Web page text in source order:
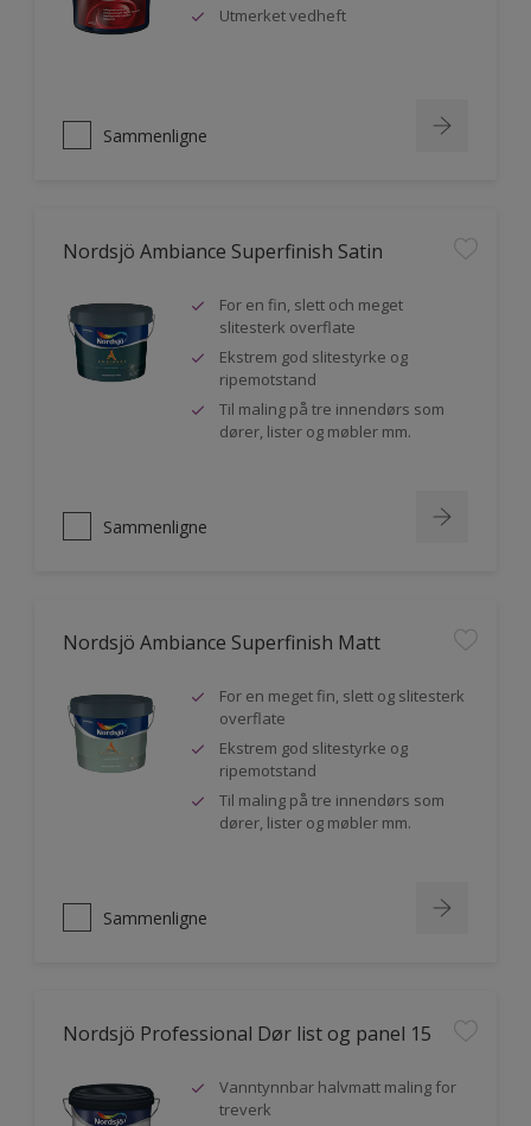
Utmerket vedheft
Sammenligne
Nordsjö Ambiance Superfinish Satin
For en fin, slett och meget
slitesterk overflate
Ekstrem god slitestyrke og
ripemotstand
Til maling på tre innendørs som
dører, lister og møbler mm.
Sammenligne
Nordsjö Ambiance Superfinish Matt
For en meget fin, slett og slitesterk
overflate
Ekstrem god slitestyrke og
ripemotstand
Til maling på tre innendørs som
dører, lister og møbler mm.
Sammenligne
Nordsjö Professional Dør list og panel 15
Vanntynnbar halvmatt maling for
treverk